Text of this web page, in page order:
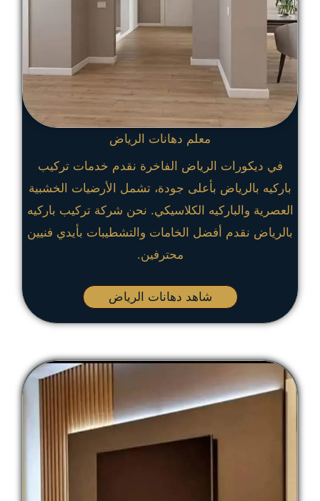
معلم دهانات الرياض
في ديكورات الرياض الفاخرة نقدم خدمات تركيب
باركيه بالرياض بأعلى جودة، تشمل الأرضيات الخشبية
العصرية والباركيه الكلاسيكي. نحن شركة تركيب باركيه
بالرياض نقدم أفضل الخامات والتشطيبات بأيدي فنيين
محترفين.
شاهد دهانات الرياض